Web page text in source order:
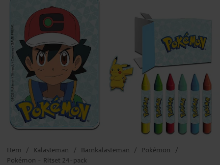
Hem Kalasteman Barnkalasteman
Pokémon
Pokémon - Ritset 24-pack